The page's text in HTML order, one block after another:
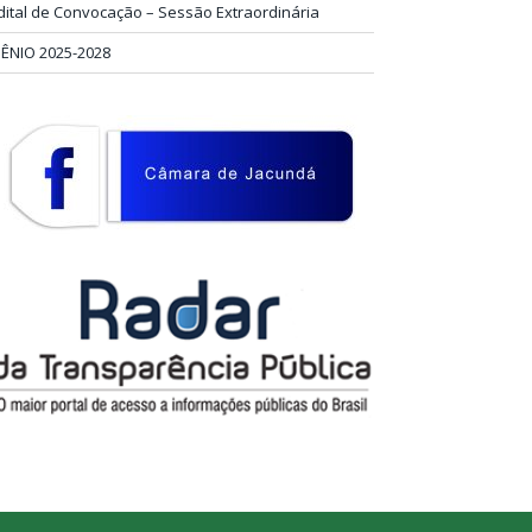
de Convocação – Sessão Extraordinária
2025-2028